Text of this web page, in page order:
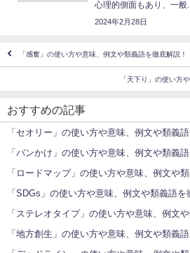
心理的側面もあり、一般...
2024年2月28日
「感奮」の使い方や意味、例文や類義語を徹底解説！
「天下り」の使い方
おすすめの記事
「セオリー」の使い方や意味、例文や類義
「バンかけ」の使い方や意味、例文や類義
「ロードマップ」の使い方や意味、例文や
「SDGs」の使い方や意味、例文や類義語を
「ステレオタイプ」の使い方や意味、例文
「地方創生」の使い方や意味、例文や類義